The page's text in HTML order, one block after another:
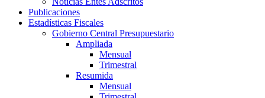
Publicaciones
Estadísticas Fiscales
Gobierno Central Presupuestario
Ampliada
Mensual
Trimestral
Resumida
Mensual